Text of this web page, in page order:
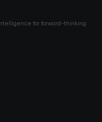
for forward-thinking